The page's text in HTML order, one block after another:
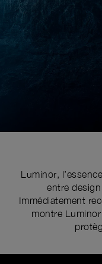
Luminor,
entre
Immédiatement
montre
Image